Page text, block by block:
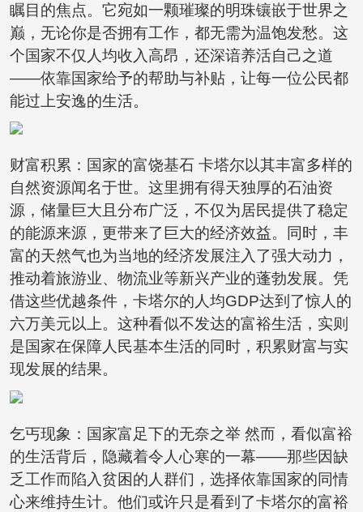
瞩目的焦点。它宛如一颗璀璨的明珠镶嵌于世界之
巅，无论你是否拥有工作，都无需为温饱发愁。这
个国家不仅人均收入高昂，还深谙养活自己之道
——依靠国家给予的帮助与补贴，让每一位公民都
能过上安逸的生活。
财富积累：国家的富饶基石 卡塔尔以其丰富多样的
自然资源闻名于世。这里拥有得天独厚的石油资
源，储量巨大且分布广泛，不仅为居民提供了稳定
的能源来源，更带来了巨大的经济效益。同时，丰
富的天然气也为当地的经济发展注入了强大动力，
推动着旅游业、物流业等新兴产业的蓬勃发展。凭
借这些优越条件，卡塔尔的人均GDP达到了惊人的
六万美元以上。这种看似不发达的富裕生活，实则
是国家在保障人民基本生活的同时，积累财富与实
现发展的结果。
乞丐现象：国家富足下的无奈之举 然而，看似富裕
的生活背后，隐藏着令人心寒的一幕——那些因缺
乏工作而陷入贫困的人群们，选择依靠国家的同情
心来维持生计。他们或许只是看到了卡塔尔的富裕